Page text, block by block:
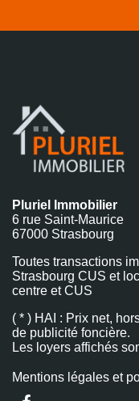
Pluriel Immobilier
6 rue Saint-Maurice
67000 Strasbourg
Toutes transactions
Strasbourg CUS et
centre et CUS
( * ) HAI : Prix net,
de publicité foncière.
Les loyers affichés
Mentions légales et